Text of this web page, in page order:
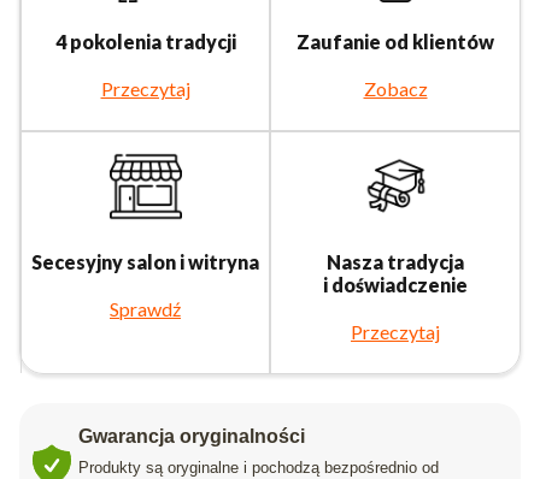
4 pokolenia tradycji
Przeczytaj
Zaufanie od klientów
Zobacz
Secesyjny salon i witryna
Sprawdź
Nasza tradycja
i doświadczenie
Przeczytaj
Gwarancja oryginalności
Produkty są oryginalne i pochodzą bezpośrednio od